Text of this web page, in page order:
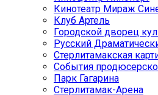
Кинотеатр Мираж
Клуб Артель
Городской дворец
Русский
Стерлитамакская
События
Парк Гагарина
Стерлитамак-Арена